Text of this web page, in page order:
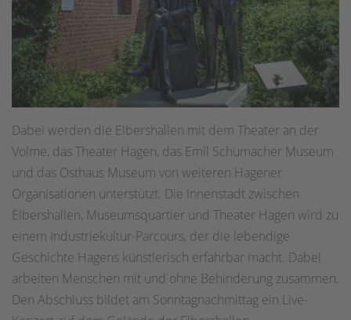
Dabei werden die Elbershallen mit dem Theater an der
Volme, das Theater Hagen, das Emil Schumacher Museum
und das Osthaus Museum von weiteren Hagener
Organisationen unterstützt. Die Innenstadt zwischen
Elbershallen, Museumsquartier und Theater Hagen wird zu
einem Industriekultur-Parcours, der die lebendige
Geschichte Hagens künstlerisch erfahrbar macht. Dabei
arbeiten Menschen mit und ohne Behinderung zusammen.
Den Abschluss bildet am Sonntagnachmittag ein Live-